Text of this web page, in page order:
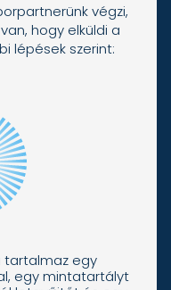
végzi,
hogy elküldi a
lépések szerint:
tartalmaz egy
egy mintatartályt